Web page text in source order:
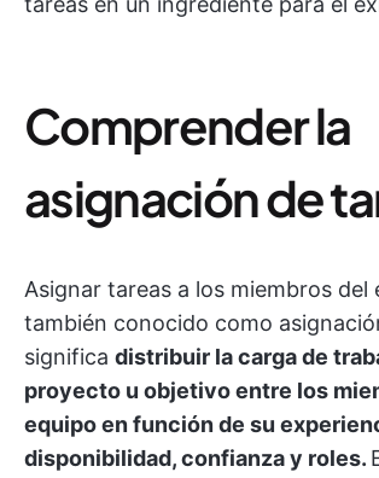
Comprender la
asignación de
Asignar tareas a los miembros del
también conocido como
significa distribuir la carga de
proyecto u objetivo entre los
equipo en función de su
disponibilidad, confianza y roles.